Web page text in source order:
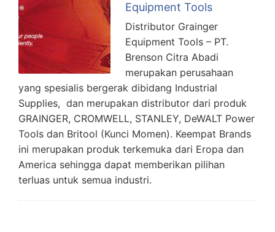
Equipment Tools
Distributor Grainger
Equipment Tools – PT.
Brenson Citra Abadi
merupakan perusahaan
yang spesialis bergerak dibidang Industrial
Supplies, dan merupakan distributor dari produk
GRAINGER, CROMWELL, STANLEY, DeWALT Power
Tools dan Britool (Kunci Momen). Keempat Brands
ini merupakan produk terkemuka dari Eropa dan
America sehingga dapat memberikan pilihan
terluas untuk semua industri.